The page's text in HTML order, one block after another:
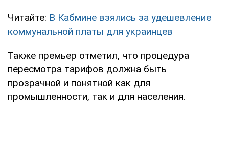
Читайте: В Кабмине взялись за удешевление
коммунальной платы для украинцев
Также премьер отметил, что процедура
пересмотра тарифов должна быть
прозрачной и понятной как для
промышленности, так и для населения.